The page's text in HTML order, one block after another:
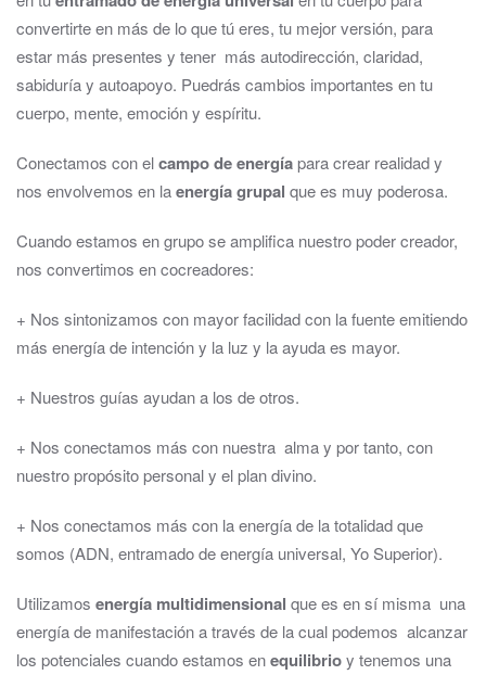
convertirte en más de lo que tú eres, tu mejor versión, para
estar más presentes y tener más autodirección, claridad,
sabiduría y autoapoyo. Puedrás cambios importantes en tu
cuerpo, mente, emoción y espíritu.
Conectamos con elcampo de energíapara crear realidad y
nos envolvemos en laenergía grupal que es muy poderosa.
Cuando estamos en grupo se amplifica nuestro poder creador,
nos convertimos en cocreadores:
+ Nos sintonizamos con mayor facilidad con la fuente emitiendo
más energía de intención y la luz y la ayuda es mayor.
+ Nuestros guías ayudan a los de otros.
+ Nos conectamos más con nuestra alma y por tanto, con
nuestro propósito personal y el plan divino.
+ Nos conectamos más con la energía de la totalidad que
somos (ADN, entramado de energía universal, Yo Superior).
Utilizamos energía multidimensional que es en sí misma una
energía de manifestación a través de la cual podemos alcanzar
los potenciales cuando estamos enequilibrioy tenemos una